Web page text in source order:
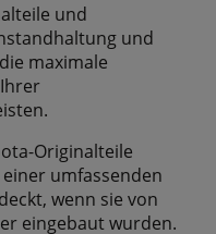
und
und
maximale
Originalteile
umfassenden
wenn sie von
eingebaut wurden.